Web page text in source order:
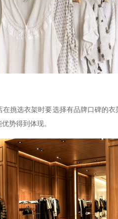
挑选衣架时要选择有品牌口碑的
势得到体现。